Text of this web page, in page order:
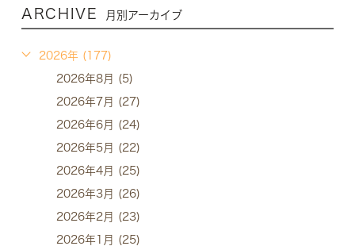
ARCHIVE 月別アーカイブ
2026年 (177)
2026年8月 (5)
2026年7月 (27)
2026年6月 (24)
2026年5月 (22)
2026年4月 (25)
2026年3月 (26)
2026年2月 (23)
2026年1月 (25)